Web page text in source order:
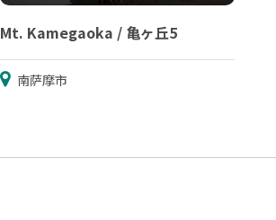
Mt. Kamegaoka / 亀ヶ丘5
南萨摩市